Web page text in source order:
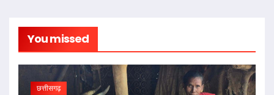
You missed
छत्तीसगढ़